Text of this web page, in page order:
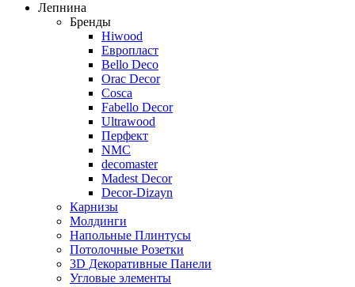
Лепнина
Бренды
Hiwood
Европласт
Bello Deco
Orac Decor
Cosca
Fabello Decor
Ultrawood
Перфект
NMC
decomaster
Madest Decor
Decor-Dizayn
Карнизы
Молдинги
Напольные Плинтусы
Потолочные Розетки
3D Декоративные Панели
Угловые элементы